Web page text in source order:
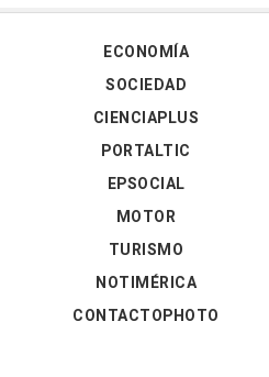
ECONOMÍA
SOCIEDAD
CIENCIAPLUS
PORTALTIC
EPSOCIAL
MOTOR
TURISMO
NOTIMÉRICA
CONTACTOPHOTO